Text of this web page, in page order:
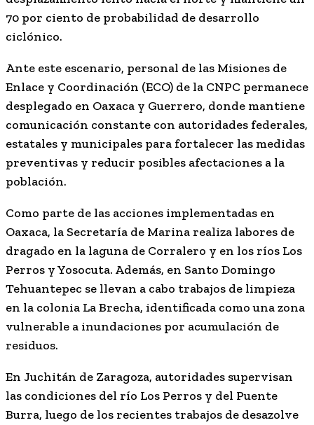
70 por ciento de probabilidad de desarrollo
ciclónico.
Ante este escenario, personal de las Misiones de
Enlace y Coordinación (ECO) de la CNPC permanece
desplegado en Oaxaca y Guerrero, donde mantiene
comunicación constante con autoridades federales,
estatales y municipales para fortalecer las medidas
preventivas y reducir posibles afectaciones a la
población.
Como parte de las acciones implementadas en
Oaxaca, la Secretaría de Marina realiza labores de
dragado en la laguna de Corralero y en los ríos Los
Perros y Yosocuta. Además, en Santo Domingo
Tehuantepec se llevan a cabo trabajos de limpieza
en la colonia La Brecha, identificada como una zona
vulnerable a inundaciones por acumulación de
residuos.
En Juchitán de Zaragoza, autoridades supervisan
las condiciones del río Los Perros y del Puente
Burra, luego de los recientes trabajos de desazolve